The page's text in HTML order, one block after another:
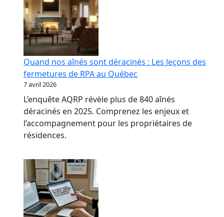
Quand nos aînés sont déracinés : Les leçons des
fermetures de RPA au Québec
7 avril 2026
L’enquête AQRP révèle plus de 840 aînés
déracinés en 2025. Comprenez les enjeux et
l’accompagnement pour les propriétaires de
résidences.